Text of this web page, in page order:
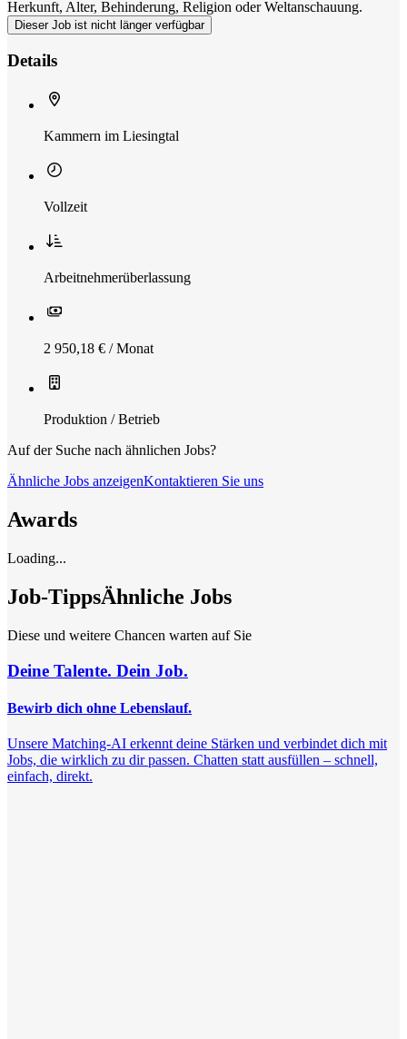
Herkunft, Alter, Behinderung, Religion oder Weltanschauung.
Dieser Job ist nicht länger verfügbar
Details
Kammern im Liesingtal
Vollzeit
Arbeitnehmerüberlassung
2 950,18 € / Monat
Produktion / Betrieb
Auf der Suche nach ähnlichen Jobs?
Ähnliche Jobs anzeigenKontaktieren Sie uns
Awards
Loading...
Job-TippsÄhnliche Jobs
Diese und weitere Chancen warten auf Sie
Deine Talente. Dein Job.
Bewirb dich ohne Lebenslauf.
Unsere Matching-AI erkennt deine Stärken und verbindet dich mit
Jobs, die wirklich zu dir passen. Chatten statt ausfüllen – schnell,
einfach, direkt.